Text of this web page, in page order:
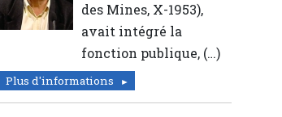
des Mines, X-1953),
avait intégré la
fonction publique, (…)
Plus d'informations